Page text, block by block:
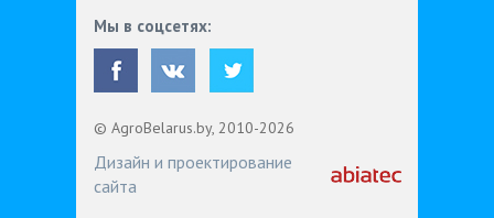
Мы в соцсетях:
© AgroBelarus.by, 2010-2026
Дизайн и проектирование
сайта